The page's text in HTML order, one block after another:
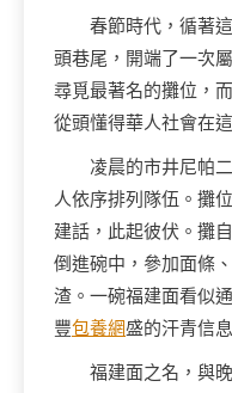
春節時代，循著
頭巷尾，開端了一次
尋覓最著名的攤位，
從頭懂得華人社會在
凌晨的市井尼帕
人依序排列隊伍。攤
建話，此起彼伏。攤
倒進碗中，參加面條
渣。一碗福建面看似通
豐包養網盛的汗青信息
福建面之名，與